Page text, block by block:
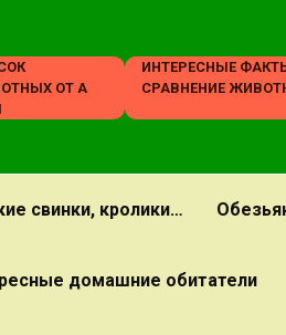
ОТ А
ИНТЕРЕСНЫЕ
СРАВНЕНИЕ
свинки, кролики…
домашние обитатели